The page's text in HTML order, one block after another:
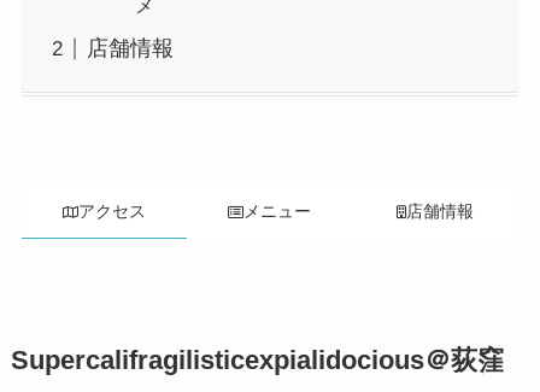
メ
店舗情報
アクセス メニュー 店舗情報
Supercalifragilisticexpialidocious＠荻窪